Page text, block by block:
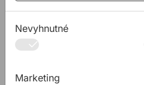
Nevyhnutné
Marketing